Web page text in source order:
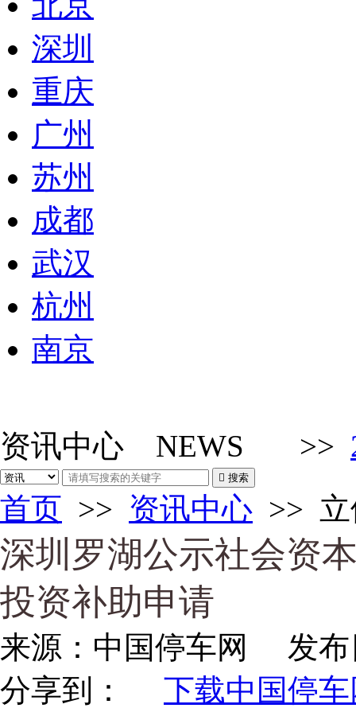
深圳
重庆
广州
苏州
成都
武汉
杭州
南京
资讯中心 NEWS >>
 搜索
首页 >> 资讯中心 >>
深圳罗湖公示社会资
投资补助申请
来源： 中国停车网
发布
分享到：
下载中国停车